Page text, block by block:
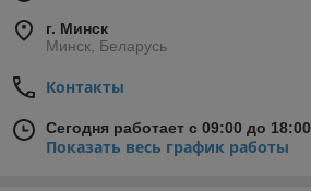
г. Минск
Минск, Беларусь
Контакты
Сегодня работает с 09:00 до 18:00
Показать весь график работы